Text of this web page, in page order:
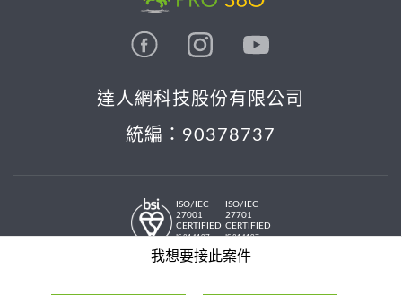
我想要接此案件
達人網科技股份有限公司
統編：90378737
ISO/IEC
27001
CERTIFIED
IS 814197
ISO/IEC
27701
CERTIFIED
IS 814197
© 2026 PRO36O. All rights reserved.